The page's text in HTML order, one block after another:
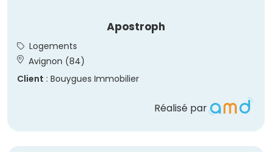
Apostroph
Logements
Avignon (84)
Client : Bouygues Immobilier
Réalisé par